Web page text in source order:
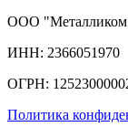
ООО "Металликом
ИНН: 2366051970
ОГРН:
Политика